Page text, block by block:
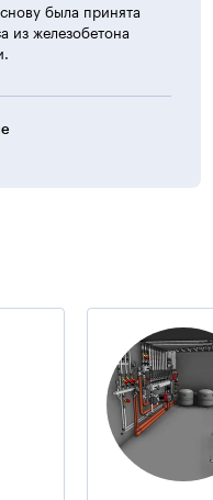
была принята
из железобетона
исключает
остальных этажах
система. Для
кладка
10 см.
фасадной системе